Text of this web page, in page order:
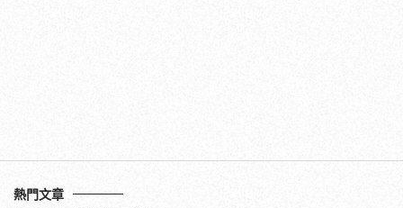
熱門文章